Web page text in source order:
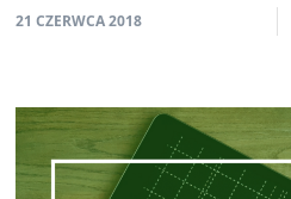
21 CZERWCA 2018